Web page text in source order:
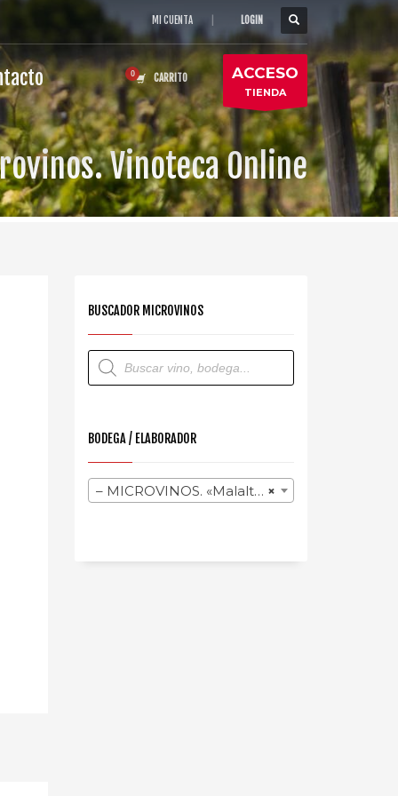
MI CUENTA LOGIN
CARRITO ACCESO
TIENDA
Vinoteca Online
BUSCADOR MICROVINOS
Búsqueda
de
productos
BODEGA / ELABORADOR
×
– MICROVINOS. «Malalts de Vi»